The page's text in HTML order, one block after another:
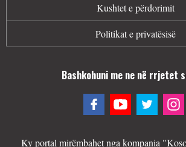
Kushtet e përdorimit
Politikat e privatësisë
Bashkohuni me ne në rrjetet
Ky portal mirëmbahet nga kompania